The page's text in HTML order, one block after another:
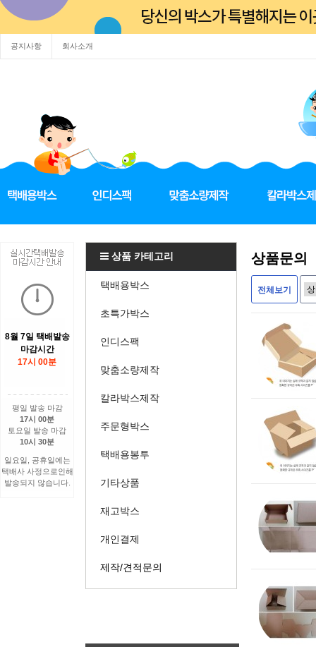
공지사항 회사소개
8월 7일 택배발송
마감시간
17시 00분
평일 발송 마감
17시 00분
토요일 발송 마감
10시 30분
일요일, 공휴일에는
택배사 사정으로인해
발송되지 않습니다.
상품 카테고리
택배용박스
초특가박스
인디스팩
맞춤소량제작
칼라박스제작
주문형박스
택배용봉투
기타상품
재고박스
개인결제
제작/견적문의
상품문의
전체보기